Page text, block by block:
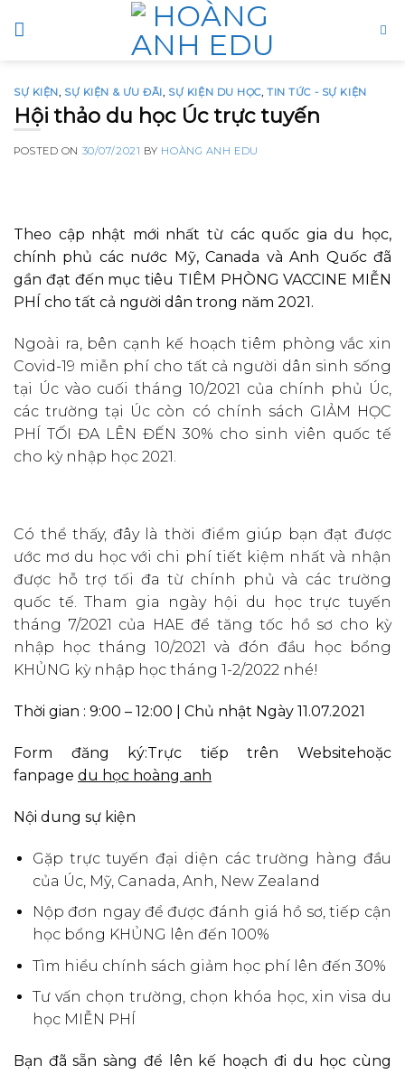
to
SỰ KIỆN, SỰ KIỆN & ƯU ĐÃI, SỰ KIỆN DU HỌC,TIN TỨC - SỰ KIỆN
Hội thảo du học Úc trực tuyến
POSTED ON 30/07/2021 BY HOÀNG ANH EDU
Theo cập nhật mới nhất từ các quốc gia du học,
chính phủ các nước Mỹ, Canada và Anh Quốc đã
gần đạt đến mục tiêu TIÊM PHÒNG VACCINE MIỄN
PHÍ cho tất cả người dân trong năm 2021.
Ngoài ra, bên cạnh kế hoạch tiêm phòng vắc xin
Covid-19 miễn phí cho tất cả người dân sinh sống
tại Úc vào cuối tháng 10/2021 của chính phủ Úc,
các trường tại Úc còn có chính sách GIẢM HỌC
PHÍ TỐI ĐA LÊN ĐẾN 30% cho sinh viên quốc tế
cho kỳ nhập học 2021.
Có thể thấy, đây là thời điểm giúp bạn đạt được
ước mơ du học với chi phí tiết kiệm nhất và nhận
được hỗ trợ tối đa từ chính phủ và các trường
quốc tế. Tham gia ngày hội du học trực tuyến
tháng 7/2021 của HAE để tăng tốc hồ sơ cho kỳ
nhập học tháng 10/2021 và đón đầu học bổng
KHỦNG kỳ nhập học tháng 1-2/2022 nhé!
Thời gian : 9:00 – 12:00 | Chủ nhật Ngày 11.07.2021
Form đăng ký:Trực tiếp trên Website hoặc
fanpage du học hoàng anh
Nội dung sự kiện
Gặp trực tuyến đại diện các trường hàng đầu
của Úc, Mỹ, Canada, Anh, New Zealand
Nộp đơn ngay để được đánh giá hồ sơ, tiếp cận
học bổng KHỦNG lên đến 100%
Tìm hiểu chính sách giảm học phí lên đến 30%
Tư vấn chọn trường, chọn khóa học, xin visa du
học MIỄN PHÍ
Bạn đã sẵn sàng để lên kế hoạch đi du học cùng